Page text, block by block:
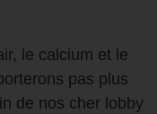
le calcium et le
pas plus
de nos cher lobby